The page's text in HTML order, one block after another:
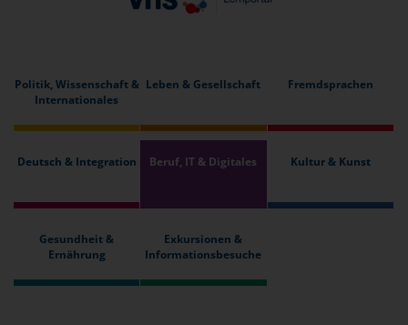
Politik, Wissenschaft &
Internationales
Leben & Gesellschaft Fremdsprachen
Deutsch & Integration Beruf, IT & Digitales Kultur & Kunst
Gesundheit &
Ernährung
Exkursionen &
Informationsbesuche